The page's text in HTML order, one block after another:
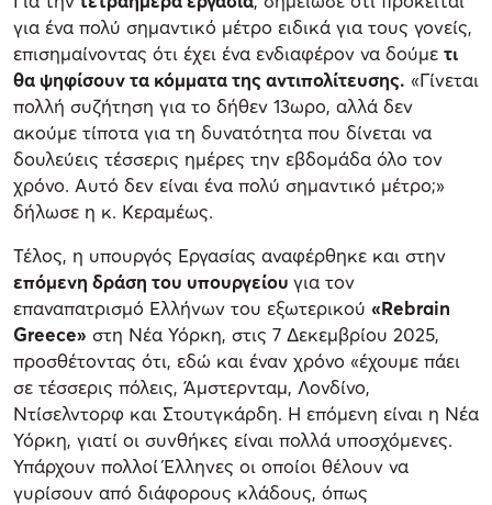
για ένα πολύ σημαντικό μέτρο ειδικά για τους γονείς,
επισημαίνοντας ότι έχει ένα ενδιαφέρον να δούμε τι
θα ψηφίσουν τα κόμματα της αντιπολίτευσης. «Γίνεται
πολλή συζήτηση για το δήθεν 13ωρο, αλλά δεν
ακούμε τίποτα για τη δυνατότητα που δίνεται να
δουλεύεις τέσσερις ημέρες την εβδομάδα όλο τον
χρόνο. Αυτό δεν είναι ένα πολύ σημαντικό μέτρο;»
δήλωσε η κ. Κεραμέως.
Τέλος, η υπουργός Εργασίας αναφέρθηκε και στην
επόμενη δράση του υπουργείου για τον
επαναπατρισμό Ελλήνων του εξωτερικού «Rebrain
Greece» στη Νέα Υόρκη, στις 7 Δεκεμβρίου 2025,
προσθέτοντας ότι, εδώ και έναν χρόνο «έχουμε πάει
σε τέσσερις πόλεις, Άμστερνταμ, Λονδίνο,
Ντίσελντορφ και Στουτγκάρδη. Η επόμενη είναι η Νέα
Υόρκη, γιατί οι συνθήκες είναι πολλά υποσχόμενες.
Υπάρχουν πολλοί Έλληνες οι οποίοι θέλουν να
γυρίσουν από διάφορους κλάδους, όπως